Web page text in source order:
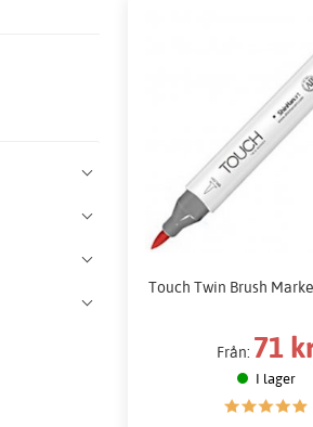
Touch Twin Brush
Från: 71
I lager